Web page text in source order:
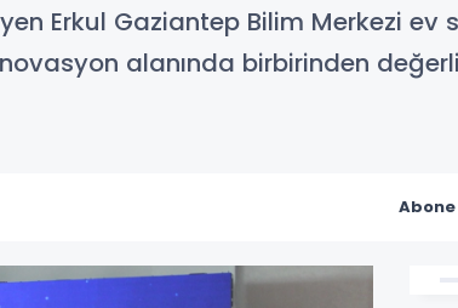
Erkul Gaziantep Bilim Merkezi ev
alanında birbirinden